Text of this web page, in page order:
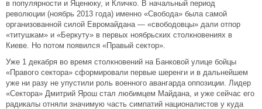
в популярности и Яценюку, и Кличко. В начальный период
революции (ноябрь 2013 года) именно «Свобода» была самой
организованной силой Евромайдана — «свободовцы» дали отпор
«титушкам» и «Беркуту» в первых ноябрьских столкновениях в
Киеве. Но потом появился «Правый сектор».
Уже 1 декабря во время столкновений на Банковой улице бойцы
«Правого сектора» сформировали первые шеренги и в дальнейшем
уже ни разу не упустили роль военного авангарда оппозиции. Лидер
«Сектора» Дмитрий Ярош стал любимцем Майдана, и уже сейчас его
радикалы отняли значимую часть симпатий националистов у куда